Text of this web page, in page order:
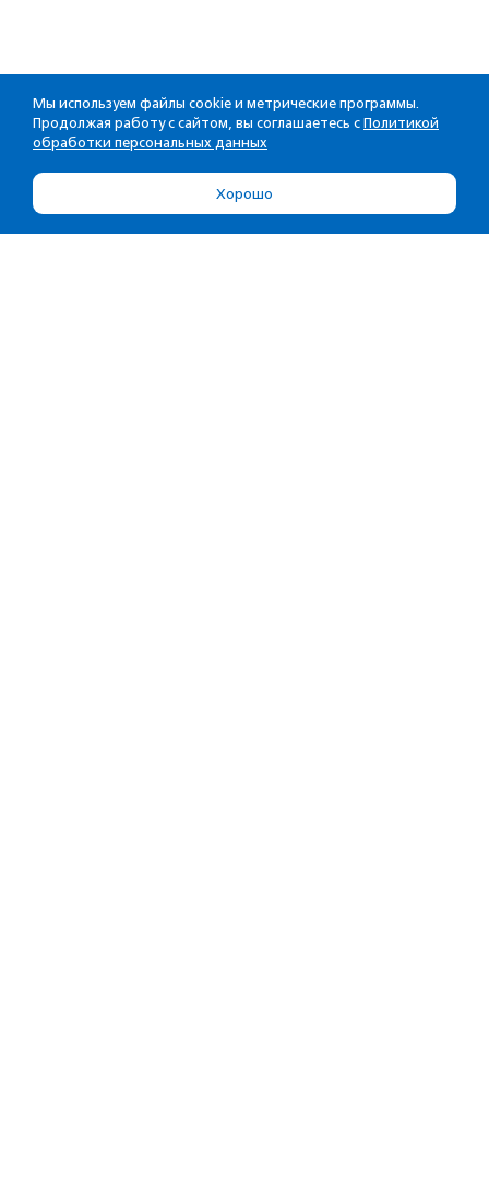
Мы используем файлы cookie и метрические программы.
Продолжая работу с сайтом, вы соглашаетесь с Политикой
обработки персональных данных
Хорошо